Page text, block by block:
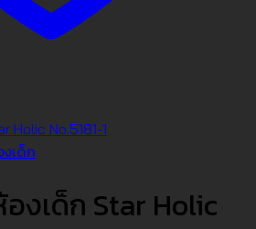
งเด็ก
งเด็ก Star Holic